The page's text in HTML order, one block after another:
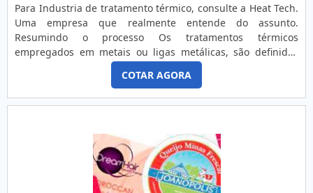
Para Industria de tratamento térmico, consulte a Heat Tech.
Uma empresa que realmente entende do assunto.
Resumindo o processo Os tratamentos térmicos
empregados em metais ou ligas metálicas, são definidos
como qualquer conjunto de operações de aquecimento e
resfriamento, sob condições controladas de temperatura,
tempo, atmosfera e velocidade de resfriamento, com o
objetivo de alterar suas propriedades ou conferir
COTAR AGORA